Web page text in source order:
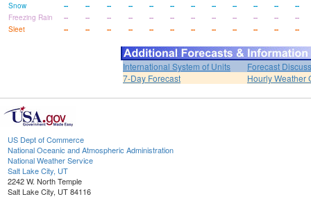
Snow
-- -- -- -- -- -- -- -- -- -- --
--
Freezing Rain
-- -- -- -- -- -- -- -- -- -- --
--
Sleet
-- -- -- -- -- -- -- -- -- -- -- --
International System of Units
Forecast
7-Day Forecast
Hourly Weather
US Dept of Commerce
National Oceanic and Atmospheric Administration
National Weather Service
Salt Lake City, UT
2242 W. North Temple
Salt Lake City, UT 84116